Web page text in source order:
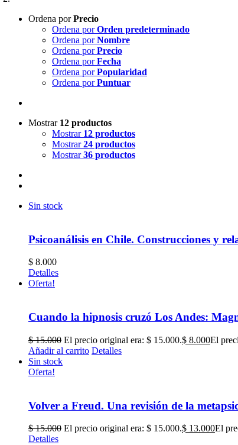
Ordena porPrecio
Ordena porOrden predeterminado
Ordena porNombre
Ordena porPrecio
Ordena porFecha
Ordena porPopularidad
Ordena porPuntuar
Mostrar 12 productos
Mostrar 12 productos
Mostrar24 productos
Mostrar36 productos
Sin stock
Psicoanálisis en Chile. Construcciones y
$ 8.000
Detalles
Oferta!
Cuando la hipnosis cruzó Los Andes:
$15.000 El precio original era: $ 15.000.$ 8.000El
Añadir al carrito Detalles
Sin stock
Oferta!
Volver a Freud. Una revisión de la
$15.000 El precio original era: $ 15.000.$ 13.000El
Detalles